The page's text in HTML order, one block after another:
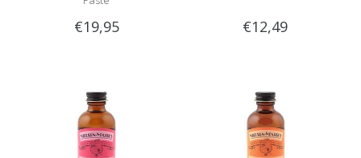
€19,95 €12,49